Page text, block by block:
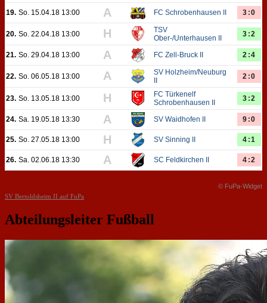
19. So. 15.04.18 13:00 A FC Schrobenhausen II 3:0
20. So. 22.04.18 13:00 H
TSV
Ober-/Unterhausen II
3:2
21. So. 29.04.18 13:00 A FC Zell-Bruck II 2:4
22. So. 06.05.18 13:00 A
SV Holzheim/Neuburg
2:0
23. So. 13.05.18 13:00 H
FC Türkenelf
Schrobenhausen II
3:2
24. Sa. 19.05.18 13:30 A SV Waidhofen II 9:0
25. So. 27.05.18 13:00 H SV Sinning II 4:1
26. Sa. 02.06.18 13:30 A SC Feldkirchen II 4:2
© FuPa-Widget
SV Bertoldsheim II auf FuPa
Abteilungsleiter Fußball